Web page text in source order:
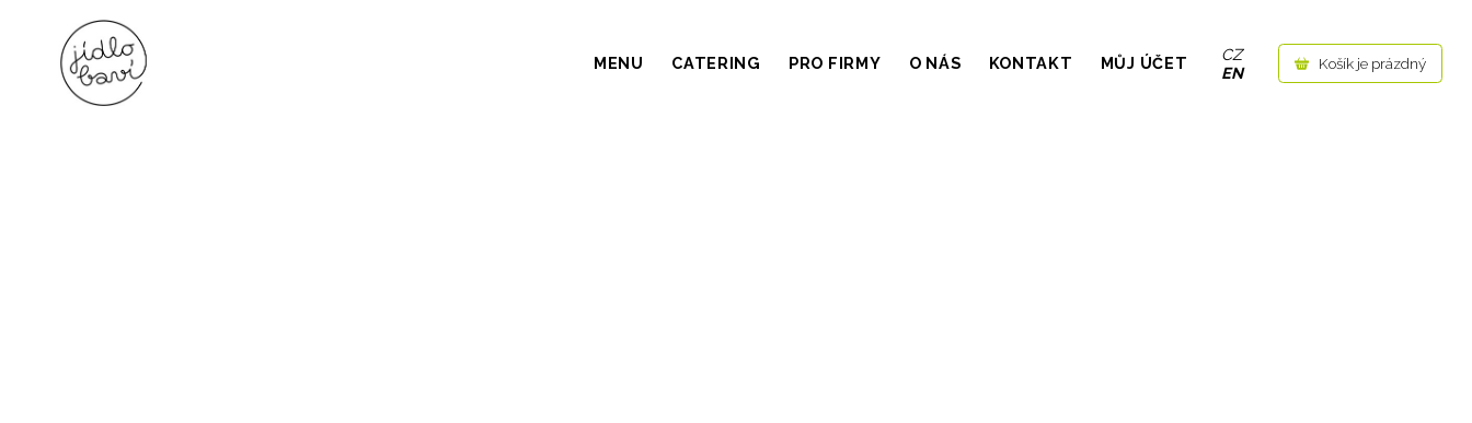
MENU CATERING PRO FIRMY O NÁS KONTAKT MŮJ ÚČET
CZ
EN
Košík je prázdný